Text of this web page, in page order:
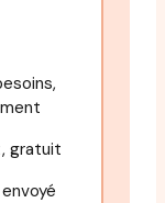
gratuit